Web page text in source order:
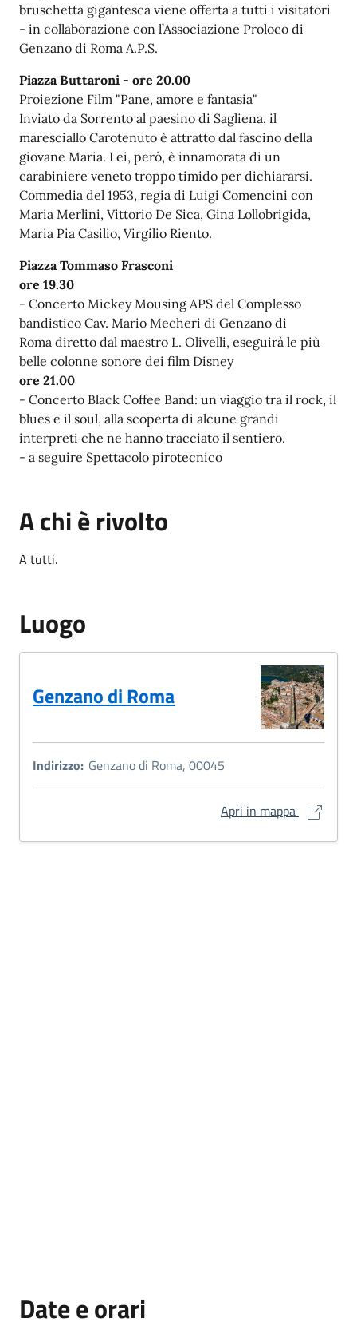
bruschetta gigantesca viene offerta a tutti i visitatori
- in collaborazione con l’Associazione Proloco di
Genzano di Roma A.P.S.
Piazza Buttaroni - ore 20.00
Proiezione Film "Pane, amore e fantasia"
Inviato da Sorrento al paesino di Sagliena, il
maresciallo Carotenuto è attratto dal fascino della
giovane Maria. Lei, però, è innamorata di un
carabiniere veneto troppo timido per dichiararsi.
Commedia del 1953, regia di Luigi Comencini con
Maria Merlini, Vittorio De Sica, Gina Lollobrigida,
Maria Pia Casilio, Virgilio Riento.
Piazza Tommaso Frasconi
ore 19.30
- Concerto Mickey Mousing APS del Complesso
bandistico Cav. Mario Mecheri di Genzano di
Roma diretto dal maestro L. Olivelli, eseguirà le più
belle colonne sonore dei film Disney
ore 21.00
- Concerto Black Coffee Band: un viaggio tra il rock, il
blues e il soul, alla scoperta di alcune grandi
interpreti che ne hanno tracciato il sentiero.
- a seguire Spettacolo pirotecnico
A chi è rivolto
A tutti.
Luogo
Genzano di Roma
Indirizzo: Genzano di Roma, 00045
Apri in mappa
Date e orari